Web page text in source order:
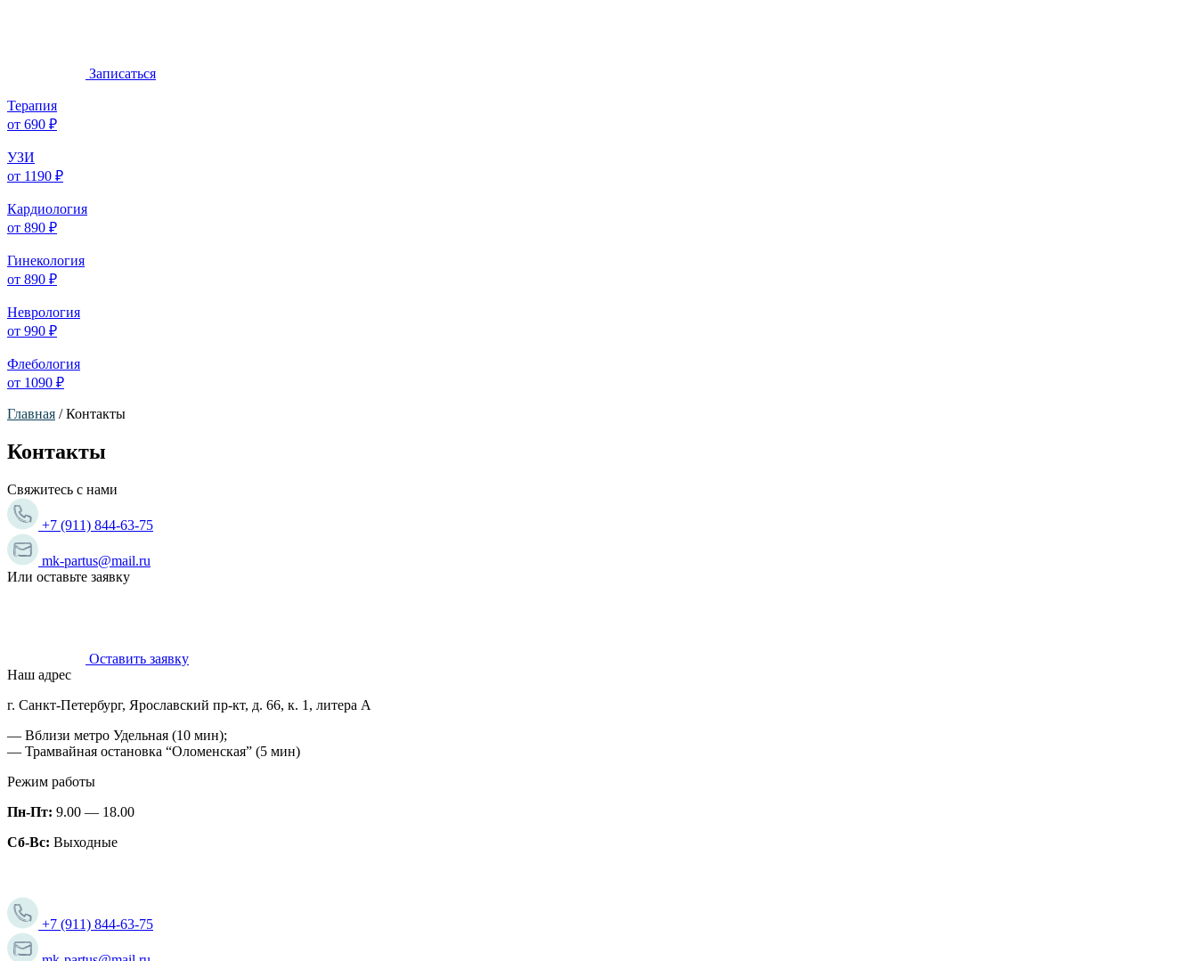
Записаться
Терапия
от 690 ₽
УЗИ
от 1190 ₽
Кардиология
от 890 ₽
Гинекология
от 890 ₽
Неврология
от 990 ₽
Флебология
от 1090 ₽
Главная / Контакты
Контакты
Свяжитесь с нами
+7 (911) 844-63-75
mk-partus@mail.ru
Или оставьте заявку
Оставить заявку
Наш адрес
г. Санкт-Петербург, Ярославский пр-кт, д. 66, к. 1, литера А
— Вблизи метро Удельная (10 мин);
— Трамвайная остановка “Оломенская” (5 мин)
Режим работы
Пн-Пт: 9.00 — 18.00
Сб-Вс: Выходные
+7 (911) 844-63-75